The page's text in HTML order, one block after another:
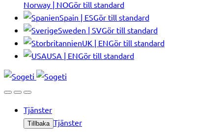
Norway | NOGör till standard
Spain | ESGör till standard
Sweden | SVGör till standard
UK | ENGör till standard
USA | ENGör till standard
Tjänster
Tillbaka Tjänster